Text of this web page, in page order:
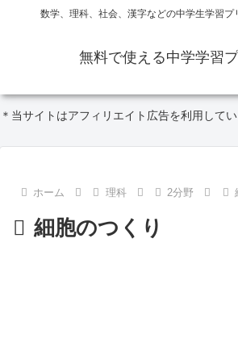
数学、理科、社会、漢字などの中学生学習プ
無料で使える中学学習
＊当サイトはアフィリエイト広告を利用してい
ホーム 理科 2分野
細胞のつくり